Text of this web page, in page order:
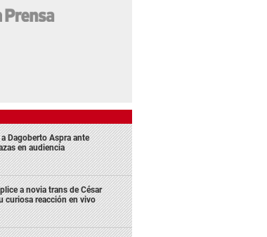
Dagoberto Aspra ante
en audiencia
a novia trans de César
curiosa reacción en vivo